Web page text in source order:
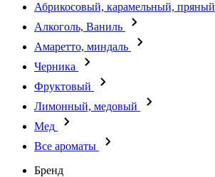
Абрикосовый, карамельный, пряный
Алкоголь, Ваниль
Амаретто, миндаль
Черника
Фруктовый
Лимонный, медовый
Мед
Все ароматы
Бренд